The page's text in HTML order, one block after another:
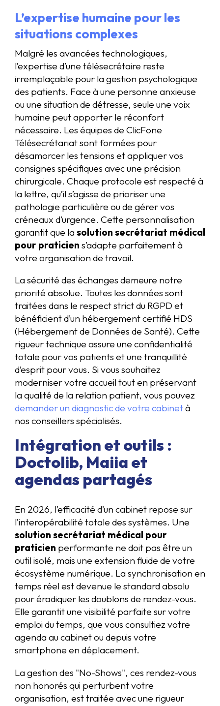
L’expertise humaine pour les
situations complexes
Malgré les avancées technologiques,
l’expertise d’une télésecrétaire reste
irremplaçable pour la gestion psychologique
des patients. Face à une personne anxieuse
ou une situation de détresse, seule une voix
humaine peut apporter le réconfort
nécessaire. Les équipes de ClicFone
Télésecrétariat sont formées pour
désamorcer les tensions et appliquer vos
consignes spécifiques avec une précision
chirurgicale. Chaque protocole est respecté à
la lettre, qu’il s’agisse de prioriser une
pathologie particulière ou de gérer vos
créneaux d’urgence. Cette personnalisation
garantit que lasolution secrétariat médical
pour praticien s’adapte parfaitement à
votre organisation de travail.
La sécurité des échanges demeure notre
priorité absolue. Toutes les données sont
traitées dans le respect strict du RGPD et
bénéficient d’un hébergement certifié HDS
(Hébergement de Données de Santé). Cette
rigueur technique assure une confidentialité
totale pour vos patients et une tranquillité
d’esprit pour vous. Si vous souhaitez
moderniser votre accueil tout en préservant
la qualité de la relation patient, vous pouvez
demander un diagnostic de votre cabinetà
nos conseillers spécialisés.
Intégration et outils :
Doctolib, Maiia et
agendas partagés
En 2026, l’efficacité d’un cabinet repose sur
l’interopérabilité totale des systèmes. Une
solution secrétariat médical pour
praticien performante ne doit pas être un
outil isolé, mais une extension fluide de votre
écosystème numérique. La synchronisation en
temps réel est devenue le standard absolu
pour éradiquer les doublons de rendez-vous.
Elle garantit une visibilité parfaite sur votre
emploi du temps, que vous consultiez votre
agenda au cabinet ou depuis votre
smartphone en déplacement.
La gestion des "No-Shows", ces rendez-vous
non honorés qui perturbent votre
organisation, est traitée avec une rigueur